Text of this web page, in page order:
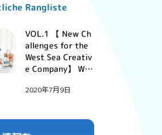
Rangliste
VOL.1 【 New Ch
allenges for the
West Sea Creativ
e Company】 Wir
der Entwicklung I
2020年7月9日